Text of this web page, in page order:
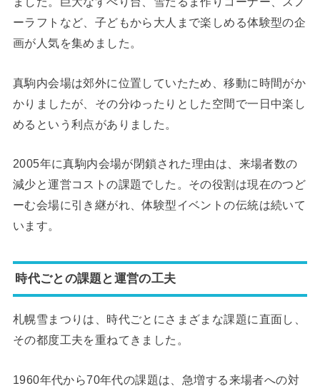
ーラフトなど、子どもから大人まで楽しめる体験型の企
画が人気を集めました。
真駒内会場は郊外に位置していたため、移動に時間がか
かりましたが、その分ゆったりとした空間で一日中楽し
めるという利点がありました。
2005年に真駒内会場が閉鎖された理由は、来場者数の
減少と運営コストの課題でした。その役割は現在のつど
ーむ会場に引き継がれ、体験型イベントの伝統は続いて
います。
時代ごとの課題と運営の工夫
札幌雪まつりは、時代ごとにさまざまな課題に直面し、
その都度工夫を重ねてきました。
1960年代から70年代の課題は、急増する来場者への対